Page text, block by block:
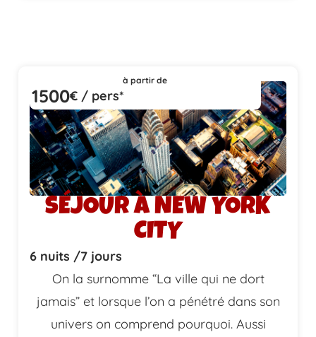
à partir de
1500€ / pers*
SÉJOUR À NEW YORK
CITY
6 nuits /7 jours
On la surnomme “La ville qui ne dort
jamais” et lorsque l’on a pénétré dans son
univers on comprend pourquoi. Aussi